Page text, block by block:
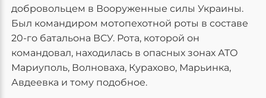
добровольцем в Вооруженные силы Украины.
Был командиром мотопехотной роты в составе
20-го батальона ВСУ. Рота, которой он
командовал, находилась в опасных зонах АТО
Мариуполь, Волноваха, Курахово, Марьинка,
Авдеевка и тому подобное.